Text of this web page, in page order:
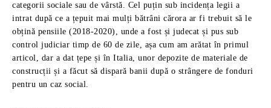
categorii sociale sau de vârstă. Cel puțin sub incidența legii a
intrat după ce a țepuit mai mulți bătrâni cărora ar fi trebuit să le
obțină pensiile (2018-2020), unde a fost și judecat și pus sub
control judiciar timp de 60 de zile, așa cum am arătat în primul
articol, dar a dat țepe și în Italia, unor depozite de materiale de
construcții și a făcut să dispară banii după o strângere de fonduri
pentru un caz social.